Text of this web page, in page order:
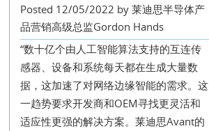
Posted 12/05/2022 by 莱迪思半导体产
品营销高级总监Gordon Hands
“数十亿个由人工智能算法支持的互连传
感器、设备和系统每天都在生成大量数
据，这加速了对网络边缘智能的需求。这
一趋势要求开发商和OEM寻找更灵活和
适应性更强的解决方案。莱迪思Avant的